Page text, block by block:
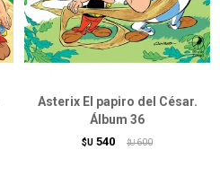
Asterix El papiro del César.
Álbum 36
$U 540 $U 600